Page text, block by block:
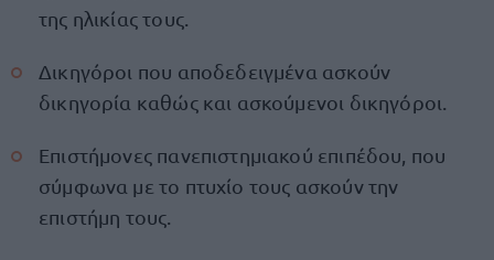
της ηλικίας τους.
Δικηγόροι που αποδεδειγμένα ασκούν
δικηγορία καθώς και ασκούμενοι δικηγόροι.
Επιστήμονες πανεπιστημιακού επιπέδου, που
σύμφωνα με το πτυχίο τους ασκούν την
επιστήμη τους.